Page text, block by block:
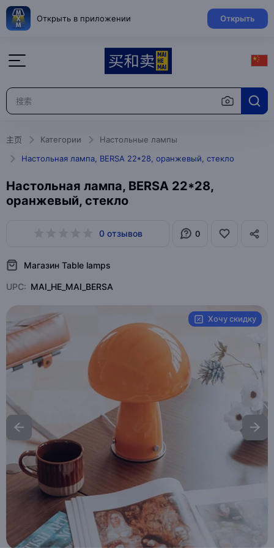
Открыть в приложении Открыть
主页 Категории
Настольные лампы
Настольная лампа, BERSA 22*28, оранжевый, стекло
Настольная лампа, BERSA 22*28,
оранжевый, стекло
0 отзывов 0
Магазин Table lamps
UPC: MAI_HE_MAI_BERSA
Хочу скидку